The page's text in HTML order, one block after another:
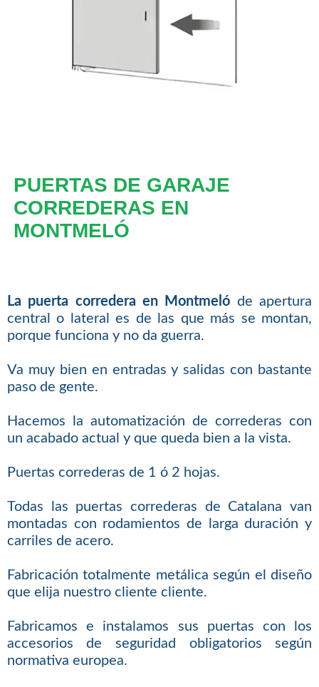
PUERTAS DE GARAJE
CORREDERAS EN
MONTMELÓ
La puerta corredera en Montmeló de apertura
central o lateral es de las que más se montan,
porque funciona y no da guerra.
Va muy bien en entradas y salidas con bastante
paso de gente.
Hacemos la automatización de correderas con
un acabado actual y que queda bien a la vista.
Puertas correderas de 1 ó 2 hojas.
Todas las puertas correderas de Catalana van
montadas con rodamientos de larga duración y
carriles de acero.
Fabricación totalmente metálica según el diseño
que elija nuestro cliente cliente.
Fabricamos e instalamos sus puertas con los
accesorios de seguridad obligatorios según
normativa europea.